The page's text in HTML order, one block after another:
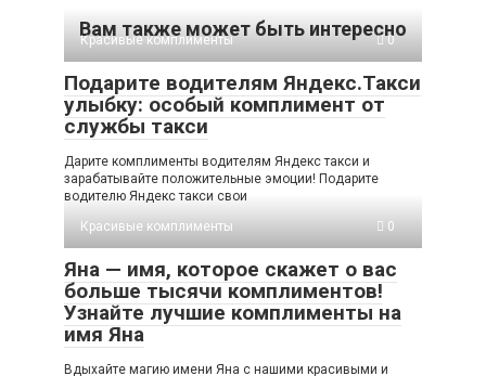
Вам также может быть интересно
Красивые комплименты 0
Подарите водителям Яндекс.Такси
улыбку: особый комплимент от
службы такси
Дарите комплименты водителям Яндекс такси и
зарабатывайте положительные эмоции! Подарите
водителю Яндекс такси свои
Красивые комплименты
0
Яна — имя, которое скажет о вас
больше тысячи комплиментов!
Узнайте лучшие комплименты на
имя Яна
Вдыхайте магию имени Яна с нашими красивыми и